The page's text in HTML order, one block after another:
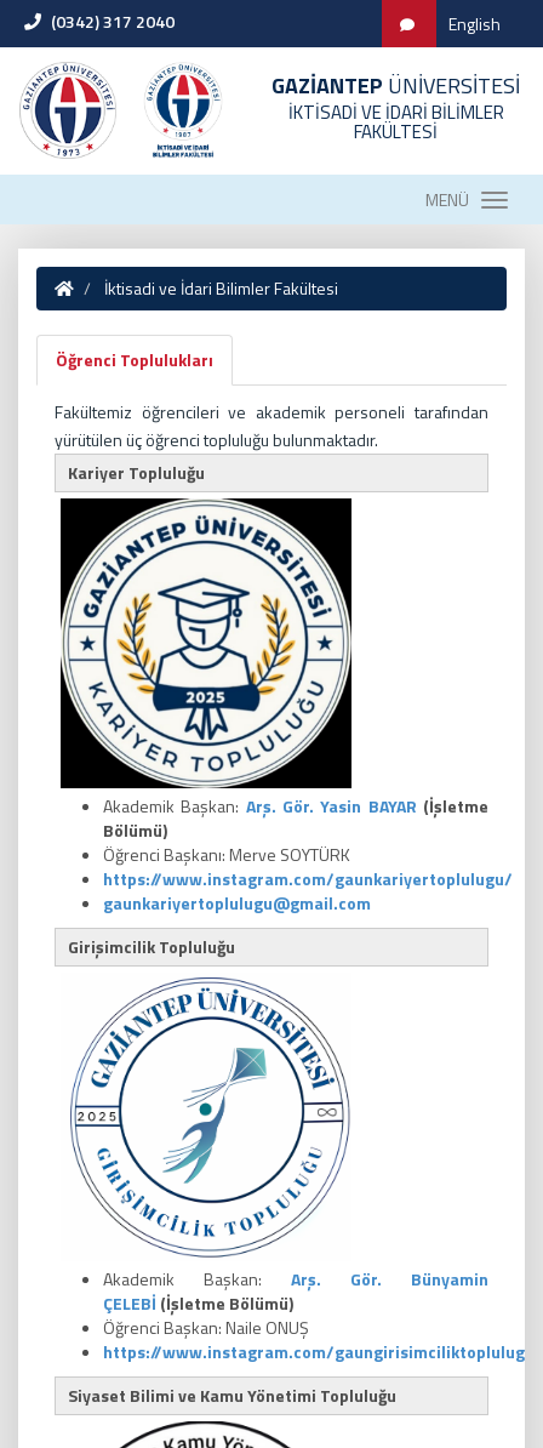
(0342) 317 2040 English
GAZİANTEP ÜNİVERSİTESİ
İKTİSADİ VE İDARİ BİLİMLER
FAKÜLTESİ
MENÜ
İktisadi ve İdari Bilimler Fakültesi
Öğrenci Toplulukları
Fakültemiz öğrencileri ve akademik personeli tarafından
yürütülen üç öğrenci topluluğu bulunmaktadır.
Kariyer Topluluğu
Akademik Başkan: Arş. Gör. Yasin BAYAR (İşletme
Bölümü)
Öğrenci Başkanı: Merve SOYTÜRK
https://www.instagram.com/gaunkariyertoplulugu/
gaunkariyertoplulugu@gmail.com
Girişimcilik Topluluğu
Akademik Başkan: Arş. Gör. Bünyamin
ÇELEBİ (İşletme Bölümü)
Öğrenci Başkan: Naile ONUŞ
https://www.instagram.com/gaungirisimciliktoplulugu
Siyaset Bilimi ve Kamu Yönetimi Topluluğu